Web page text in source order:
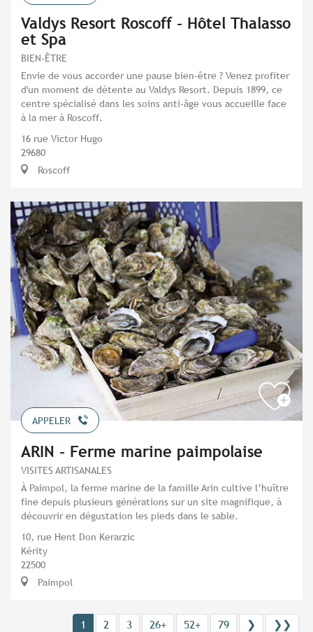
Valdys Resort Roscoff - Hôtel Thalasso
et Spa
BIEN-ÊTRE
Envie de vous accorder une pause bien-être ? Venez profiter
d'un moment de détente au Valdys Resort. Depuis 1899, ce
centre spécialisé dans les soins anti-âge vous accueille face
à la mer à Roscoff.
16 rue Victor Hugo
29680
Roscoff
APPELER
ARIN - Ferme marine paimpolaise
VISITES ARTISANALES
À Paimpol, la ferme marine de la famille Arin cultive l’huître
fine depuis plusieurs générations sur un site magnifique, à
découvrir en dégustation les pieds dans le sable.
10, rue Hent Don Kerarzic
Kérity
22500
Paimpol
1 2 3 26+ 52+ 79 ❯ ❯❯